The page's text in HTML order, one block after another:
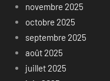
novembre 2025
octobre 2025
septembre 2025
août 2025
juillet 2025